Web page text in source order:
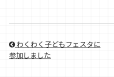
わくわく子どもフェスタに
参加しました